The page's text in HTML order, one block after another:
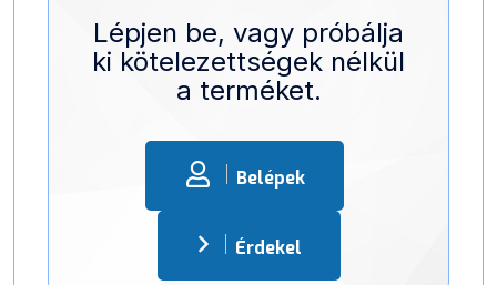
Lépjen be, vagy próbálja
ki kötelezettségek nélkül
a terméket.
Belépek
Érdekel